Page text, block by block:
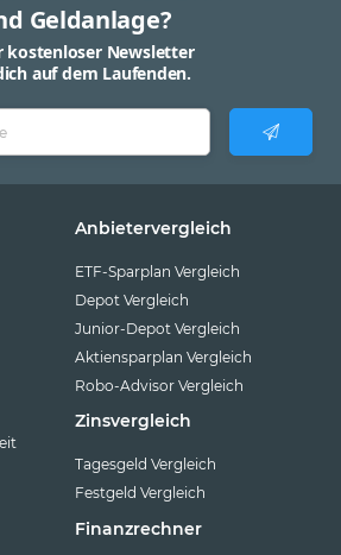
Geldanlage?
kostenloser Newsletter
auf dem Laufenden.
Anbietervergleich
ETF-Sparplan Vergleich
Depot Vergleich
Junior-Depot Vergleich
Aktiensparplan Vergleich
Robo-Advisor Vergleich
Zinsvergleich
Tagesgeld Vergleich
Festgeld Vergleich
Finanzrechner